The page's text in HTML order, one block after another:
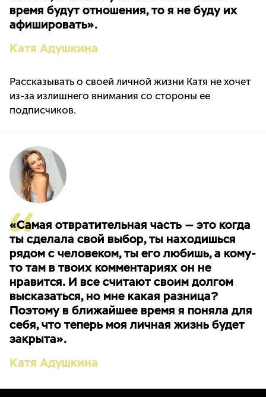
время будут отношения, то я не буду их
афишировать».
Катя Адушкина
Рассказывать о своей личной жизни Катя не хочет
из-за излишнего внимания со стороны ее
подписчиков.
«Самая отвратительная часть — это когда
ты сделала свой выбор, ты находишься
рядом с человеком, ты его любишь, а кому-
то там в твоих комментариях он не
нравится. И все считают своим долгом
высказаться, но мне какая разница?
Поэтому в ближайшее время я поняла для
себя, что теперь моя личная жизнь будет
закрыта».
Катя Адушкина